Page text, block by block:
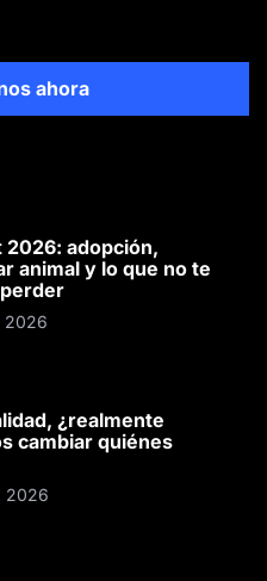
ahora
2026: adopción,
animal y lo que no te
2026
¿realmente
cambiar quiénes
2026